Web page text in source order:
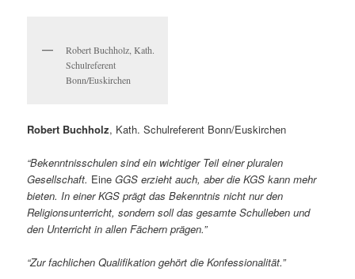
Robert Buchholz, Kath.
Schulreferent
Bonn/Euskirchen
Robert Buchholz, Kath. Schulreferent Bonn/Euskirchen
“Bekenntnisschulen sind ein wichtiger Teil einer pluralen
Gesellschaft. EineGGS erzieht auch, aber die KGS kann mehr
bieten.In einer KGS prägt das Bekenntnis nicht nur den
Religionsunterricht, sondern soll das gesamte Schulleben und
den Unterricht in allen Fächern prägen.”
“Zur fachlichen Qualifikation gehört die Konfessionalität.”